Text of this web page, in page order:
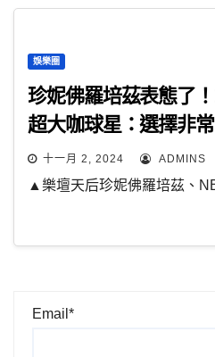
娛樂圈
珍妮佛羅培茲表態了
超大咖球星：選擇非
十一月 2, 2024 ADMINS
▲樂壇天后珍妮佛羅培茲、
Email*